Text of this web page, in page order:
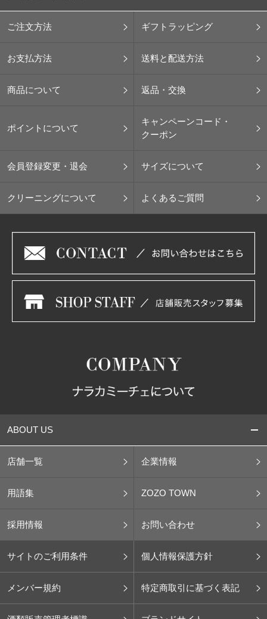
ご注文方法 ギフトラッピング
お支払方法 送料と配送方法
商品について 返品・交換
ポイントについて
キャンペーンコード・
クーポン
会員登録変更・退会 サイズについて
クリーニングについて よくあるご質問
ABOUT US
店舗一覧 企業情報
用語集 ZOZO TOWN
採用情報 お問い合わせ
サイトのご利用条件 個人情報保護方針
メンバー規約 特定商取引に基づく表記